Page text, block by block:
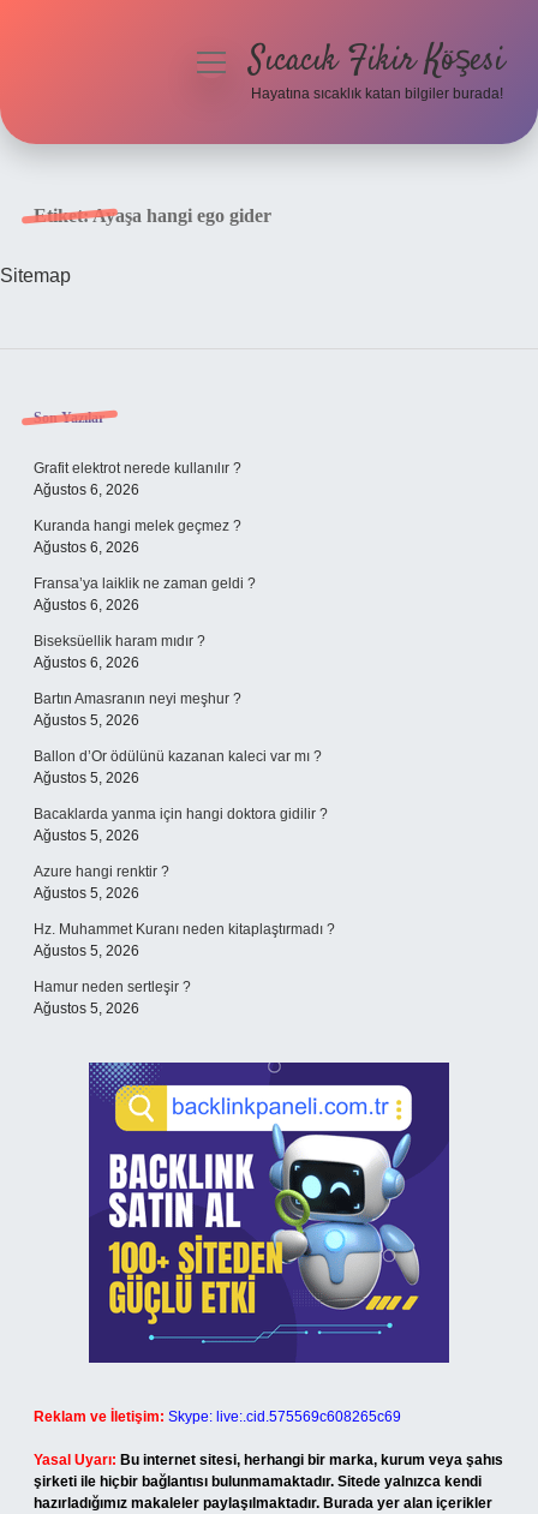
menüyüSıcacık Fikir Köşesi
Hayatına sıcaklık katan bilgiler burada!
Etiket:Ayaşa hangi ego gider
Sitemap
Sidebar
Son Yazılar
Grafit elektrot nerede kullanılır ?
Ağustos 6, 2026
Kuranda hangi melek geçmez ?
Ağustos 6, 2026
Fransa’ya laiklik ne zaman geldi ?
Ağustos 6, 2026
Biseksüellik haram mıdır ?
Ağustos 6, 2026
Bartın Amasranın neyi meşhur ?
Ağustos 5, 2026
Ballon d’Or ödülünü kazanan kaleci var mı ?
Ağustos 5, 2026
Bacaklarda yanma için hangi doktora gidilir ?
Ağustos 5, 2026
Azure hangi renktir ?
Ağustos 5, 2026
Hz. Muhammet Kuranı neden kitaplaştırmadı ?
Ağustos 5, 2026
Hamur neden sertleşir ?
Ağustos 5, 2026
Reklam ve İletişim: Skype: live:.cid.575569c608265c69
Yasal Uyarı: Bu internet sitesi, herhangi bir marka, kurum veya şahıs
şirketi ile hiçbir bağlantısı bulunmamaktadır. Sitede yalnızca kendi
hazırladığımız makaleler paylaşılmaktadır. Burada yer alan içerikler